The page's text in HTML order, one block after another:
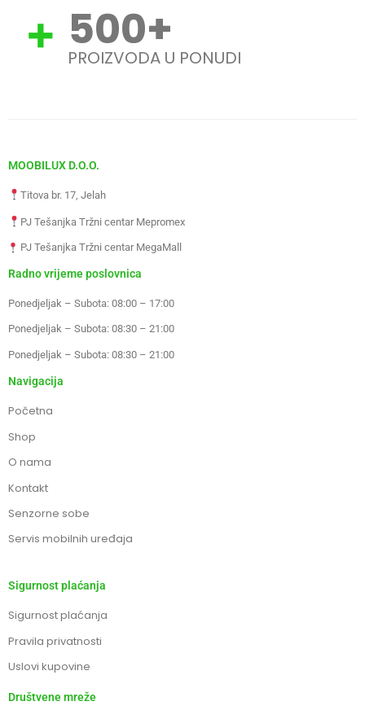
500+
PROIZVODA U PONUDI
MOOBILUX D.O.O.
Titova br. 17, Jelah
PJ Tešanjka Tržni centar Mepromex
PJ Tešanjka Tržni centar MegaMall
Radno vrijeme poslovnica
Ponedjeljak – Subota: 08:00 – 17:00
Ponedjeljak – Subota: 08:30 – 21:00
Ponedjeljak – Subota: 08:30 – 21:00
Navigacija
Početna
Shop
O nama
Kontakt
Senzorne sobe
Servis mobilnih uređaja
Sigurnost plaćanja
Sigurnost plaćanja
Pravila privatnosti
Uslovi kupovine
Društvene mreže